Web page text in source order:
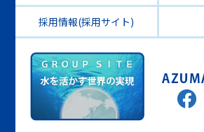
採用情報(採用サイト)